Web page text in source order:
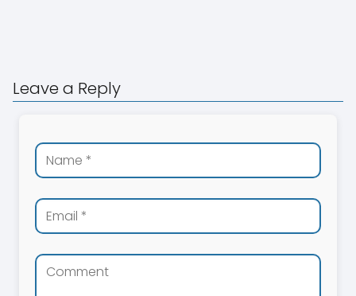
Leave a Reply